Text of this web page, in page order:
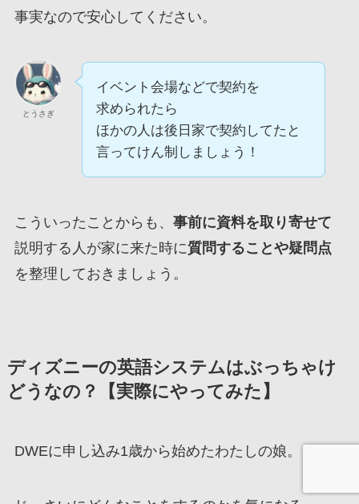
事実なので安心してください。
とうさぎ
イベント会場などで契約を
求められたら
ほかの人は後日家で契約してたと
言ってけん制しましょう！
こういったことからも、 事前に資料を取り寄せて
説明する人が家に来た時に質問することや疑問点
を整理しておきましょう。
ディズニーの英語システムはぶっちゃけ
どうなの？【実際にやってみた】
DWEに申し込み1歳から始めたわたしの娘。